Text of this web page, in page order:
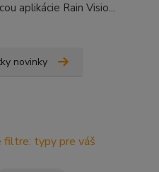
aplikácie Rain Visio...
novinky